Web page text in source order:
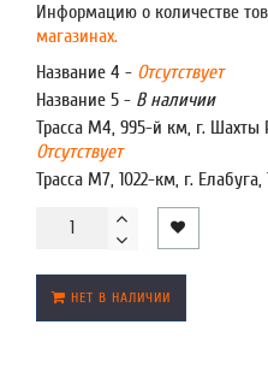
Информацию о количестве
магазинах.
Название 4 - Отсутствует
Название 5 - В наличии
Трасса М4, 995-й км, г. Шахты
Отсутствует
Трасса М7, 1022-км, г. Елабуга,
НЕТ В НАЛИЧИИ